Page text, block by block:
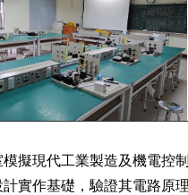
擬現代工業製造及機電控
實作基礎，驗證其電路原